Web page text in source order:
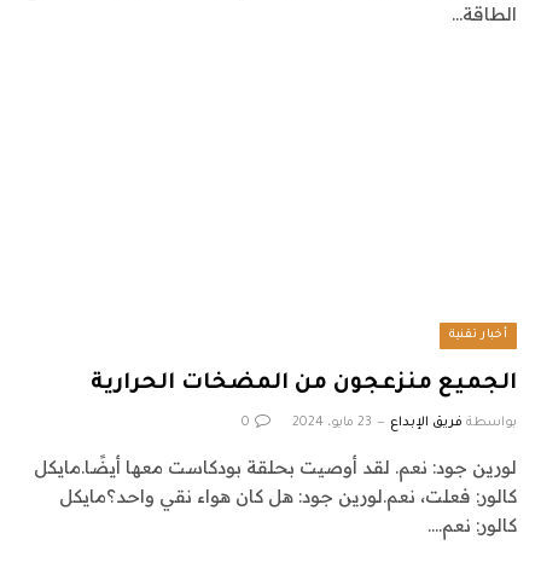
الطاقة…
أخبار تقنية
الجميع منزعجون من المضخات الحرارية
بواسطة فريق الإبداع 23 مايو، 2024 0
لورين جود: نعم. لقد أوصيت بحلقة بودكاست معها أيضًا.مايكل
كالور: فعلت، نعم.لورين جود: هل كان هواء نقي واحد؟مايكل
كالور: نعم.…